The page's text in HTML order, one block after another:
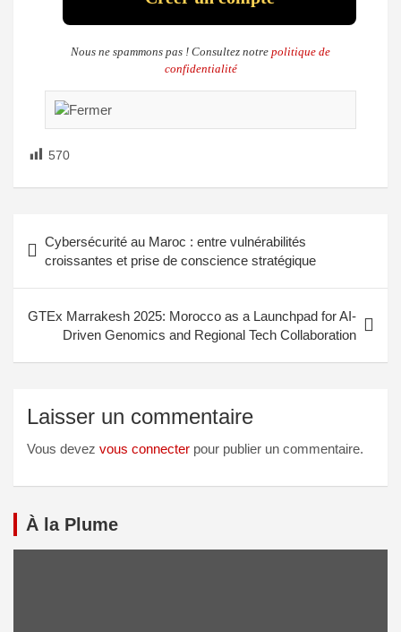
Nous ne spammons pas ! Consultez notre politique de
confidentialité
570
Cybersécurité au Maroc : entre vulnérabilités
croissantes et prise de conscience stratégique
GTEx Marrakesh 2025: Morocco as a Launchpad for AI-
Driven Genomics and Regional Tech Collaboration
Laisser un commentaire
Vous devez vous connecter pour publier un commentaire.
À la Plume